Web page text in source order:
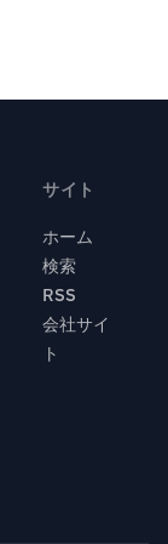
サイト
ホーム
検索
RSS
会社サイ
ト